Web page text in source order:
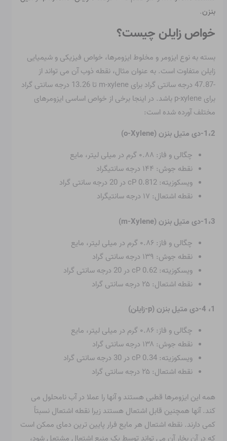
بنزن.
خواص زایلن چیست؟
بسته به نوع ایزومر و مخلوط ایزومرها، خواص فیزیکی و شیمیایی
زایلن متفاوت است. به عنوان مثال، نقطه ذوب آن می تواند از
-47.87 درجه سانتی گراد برای m-xylene تا 13.26 درجه سانتی گراد
برای p-xylene باشد. در اینجا برخی از خواص اساسی ایزومرهای
مختلف آورده شده است:
1،2-دی متیل بنزن (o-Xylene)
چگالی و فاز: ۰.۸۸ گرم در میلی لیتر، مایع
نقطه جوش: ۱۴۴ درجه سانتیگراد
ویسکوزیته: 0.812 cP در 20 درجه سانتی گراد
نقطه اشتعال: ۱۷ درجه سانتیگراد
1،3-دی متیل بنزن (m-Xylene)
چگالی و فاز: ۰.۸۶ گرم در میلی لیتر، مایع
نقطه جوش: ۱۳۹ درجه سانتی گراد
ویسکوزیته: 0.62 cP در 20 درجه سانتی گراد
نقطه اشتعال: ۲۵ درجه سانتی گراد
1، 4-دی متیل بنزن (p-زایلن)
چگالی و فاز: ۰.۸۶ گرم در میلی لیتر، مایع
نقطه جوش: ۱۳۸ درجه سانتی گراد
ویسکوزیته: 0.34 cP در 30 درجه سانتی گراد
نقطه اشتعال: ۲۵ درجه سانتی گراد
همه این ایزومرها قطبی هستند و آنها را عملا در آب نامحلول می
کند. آنها همچنین قابل اشتعال هستند زیرا نقطه اشتعال نسبتاً
کمی دارند. نقطه اشتعال هر مایع فرار پایین ترین دمای ممکن است
که در آن بخار آن می تواند توسط یک منبع اشتعال مشتعل شود،